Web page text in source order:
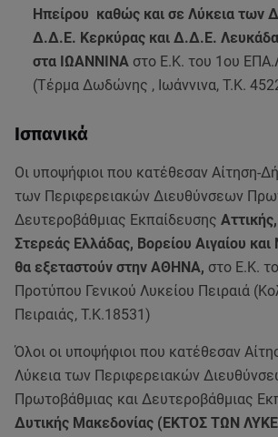
Ηπείρου καθώς και σε Λύκεια των
Δ.Δ.Ε. Κερκύρας και Δ.Δ.Ε.
στα ΙΩΑΝΝΙΝΑ στο Ε.Κ. του 1ου
(Τέρμα Δωδώνης , Ιωάννινα, Τ.Κ.
Ισπανικά
Οι υποψήφιοι που κατέθεσαν Αίτηση-
των Περιφερειακών Διευθύνσεων
Δευτεροβάθμιας Εκπαίδευσης
Στερεάς Ελλάδας, Βορείου Αιγαίου και
θα εξεταστούν στην ΑΘΗΝΑ, στο Ε.Κ.
Προτύπου Γενικού Λυκείου Πειραιά
Πειραιάς, Τ.Κ.18531)
Όλοι οι υποψήφιοι που κατέθεσαν
Λύκεια των Περιφερειακών
Πρωτοβάθμιας και Δευτεροβάθμιας
Δυτικής Μακεδονίας (ΕΚΤΟΣ ΤΩΝ